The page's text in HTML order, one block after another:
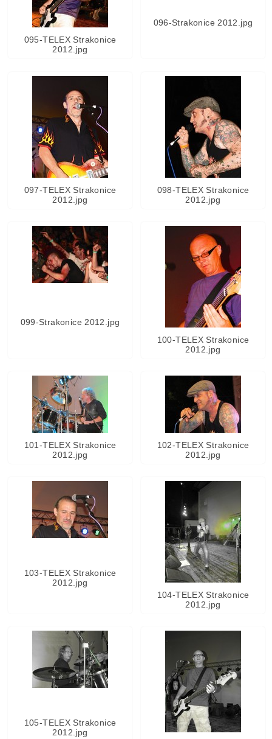
095-TELEX Strakonice
2012.jpg
096-Strakonice 2012.jpg
097-TELEX Strakonice
2012.jpg
098-TELEX Strakonice
2012.jpg
099-Strakonice 2012.jpg
100-TELEX Strakonice
2012.jpg
101-TELEX Strakonice
2012.jpg
102-TELEX Strakonice
2012.jpg
103-TELEX Strakonice
2012.jpg
104-TELEX Strakonice
2012.jpg
105-TELEX Strakonice
2012.jpg